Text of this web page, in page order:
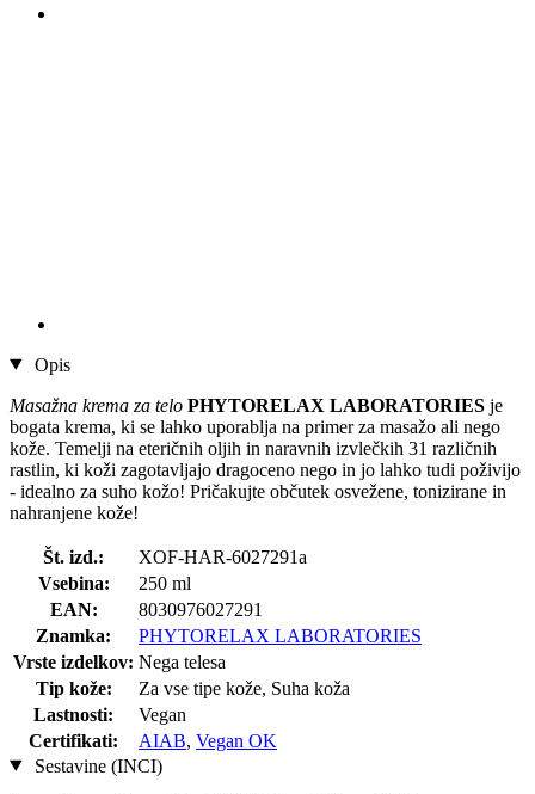
Opis
Masažna krema za telo PHYTORELAX LABORATORIES je
bogata krema, ki se lahko uporablja na primer za masažo ali nego
kože. Temelji na eteričnih oljih in naravnih izvlečkih 31 različnih
rastlin, ki koži zagotavljajo dragoceno nego in jo lahko tudi poživijo
- idealno za suho kožo! Pričakujte občutek osvežene, tonizirane in
nahranjene kože!
Št. izd.:
XOF-HAR-6027291a
Vsebina:
250 ml
EAN:
8030976027291
Znamka:
PHYTORELAX LABORATORIES
Vrste izdelkov: Nega telesa
Tip kože:
Za vse tipe kože, Suha koža
Lastnosti:
Vegan
Certifikati:
AIAB, Vegan OK
Sestavine (INCI)